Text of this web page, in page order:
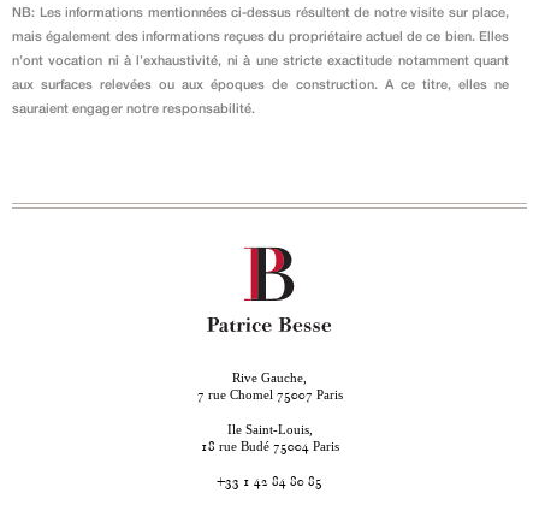
NB: Les informations mentionnées ci-dessus résultent de notre visite sur place,
mais également des informations reçues du propriétaire actuel de ce bien. Elles
n’ont vocation ni à l’exhaustivité, ni à une stricte exactitude notamment quant
aux surfaces relevées ou aux époques de construction. A ce titre, elles ne
sauraient engager notre responsabilité.
Rive Gauche,
7 rue Chomel 75007 Paris
Ile Saint-Louis,
18 rue Budé 75004 Paris
+33 1 42 84 80 85